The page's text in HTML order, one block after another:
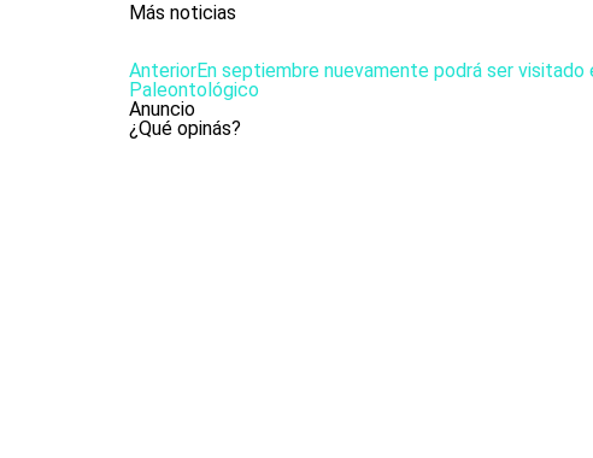
Más noticias
AnteriorEn septiembre nuevamente podrá ser visitado
Paleontológico
Anuncio
¿Qué opinás?